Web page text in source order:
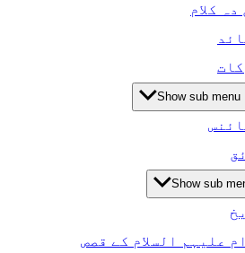
دہ کلام
Show sub menu
Show sub
علیہم السلام کے قصص